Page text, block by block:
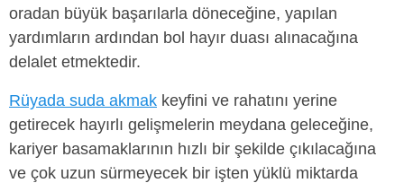
oradan büyük başarılarla döneceğine, yapılan
yardımların ardından bol hayır duası alınacağına
delalet etmektedir.
Rüyada suda akmak keyfini ve rahatını yerine
getirecek hayırlı gelişmelerin meydana geleceğine,
kariyer basamaklarının hızlı bir şekilde çıkılacağına
ve çok uzun sürmeyecek bir işten yüklü miktarda